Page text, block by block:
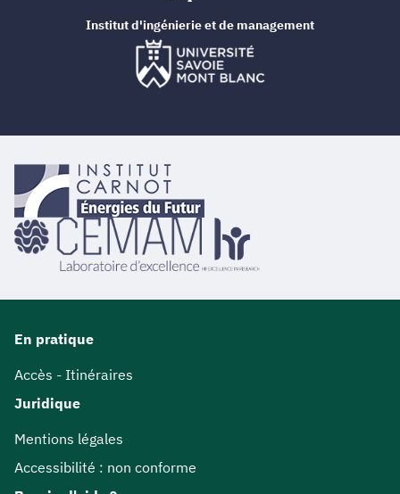
En pratique
Accès - Itinéraires
Juridique
Mentions légales
Accessibilité : non conforme
Institut d'ingénierie et de management